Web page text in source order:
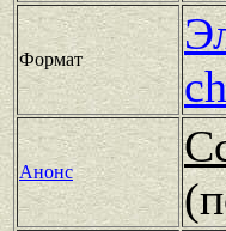
Формат
Анонс